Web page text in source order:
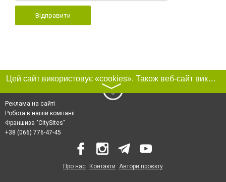
Відправити
Цей сайт використовує «cookies». Також веб-сайт використовує інтернет-сервіс для збору технічних даних стосовно відвідувачів з метою отримання маркетингової та статистичної інформації. Умови обробки даних відвідувачів сайту див.
〉
Реклама на сайті
Робота в нашій компанії
Франшиза "CitySites"
+38 (066) 776-47-45
Про нас Контакти Автори проєкту